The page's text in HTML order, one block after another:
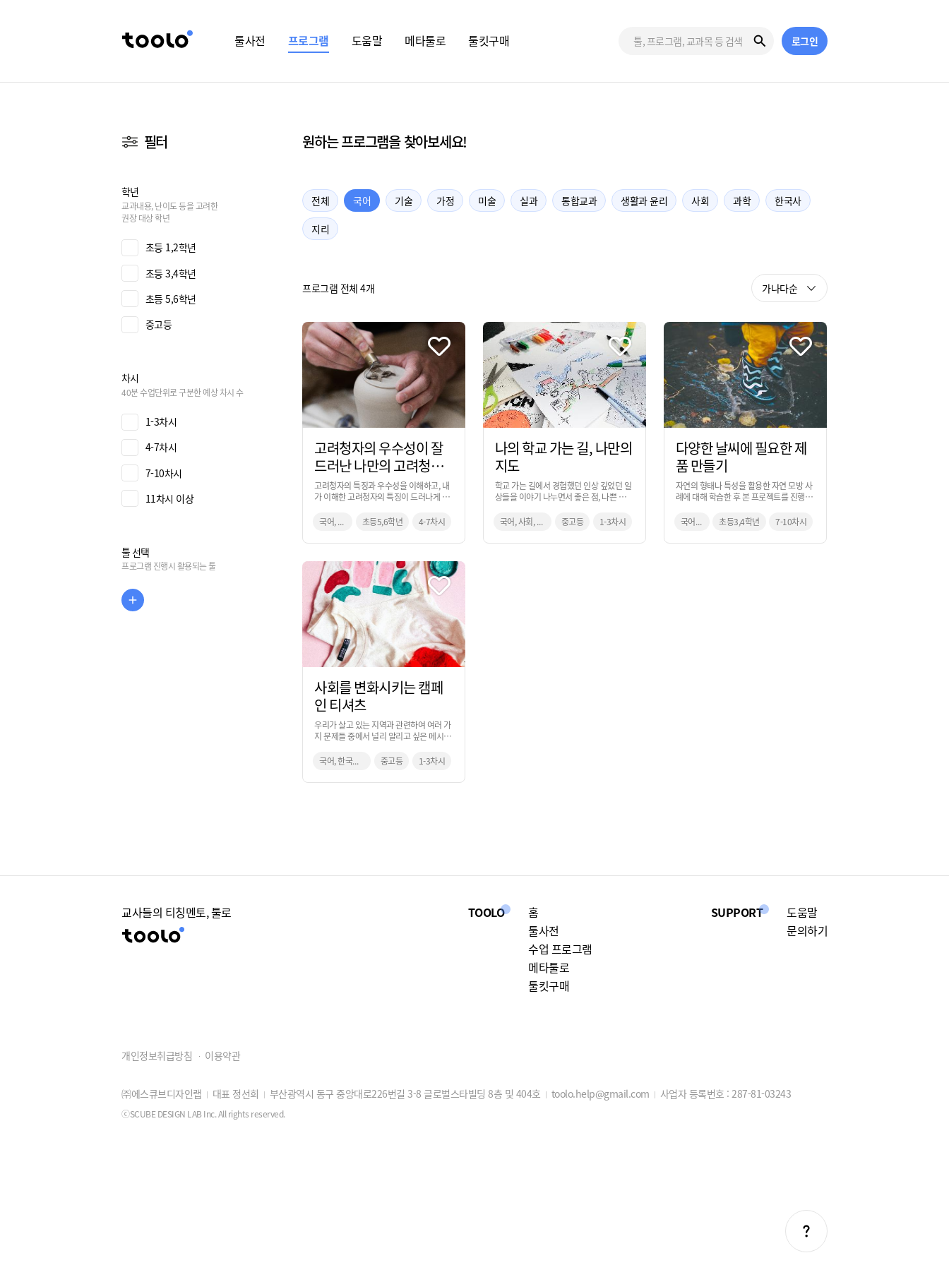
툴사전 프로그램 도움말 메타툴로 툴킷구매 로그인
필터
학년
교과내용, 난이도 등을 고려한
권장 대상 학년
초등 1,2학년
초등 3,4학년
초등 5,6학년
중고등
차시
40분 수업단위로 구분한 예상 차시 수
1-3차시
4-7차시
7-10차시
11차시 이상
툴 선택
프로그램 진행시 활용되는 툴
원하는 프로그램을 찾아보세요!
전체 국어 기술 가정 미술 실과 통합교과 생활과 윤리 사회 과학
한국사
지리
프로그램 전체 4개 가나다순
고려청자의 우수성이 잘
드러난 나만의 고려청자
디자인
고려청자의 특징과 우수성을 이해하고, 내
가 이해한 고려청자의 특징이 드러나게 찰
평가를 진행하는 활동입니다.
국어, 사회, 미술 초등5,6학년 4-7차시
나의 학교 가는 길, 나만의
지도
학교 가는 길에서 경험했던 인상 깊었던 일
상들을 이야기 나누면서 좋은 점, 나쁜 점,
만의 지도를 디자인하는 활동입니다.
국어, 사회, 미술 중고등 1-3차시
다양한 날씨에 필요한 제
품 만들기
자연의 형태나 특성을 활용한 자연 모방 사
례에 대해 학습한 후 본 프로젝트를 진행하
의한 어려움을 해결할 수 있는 아이디어를
만들어보는 활동입니다. 과학 교과 시간을
활용하여 진행하는 것을 추천합니다.
국어, 과학, 미술 초등3,4학년 7-10차시
사회를 변화시키는 캠페
인 티셔츠
우리가 살고 있는 지역과 관련하여 여러 가
지 문제들 중에서 널리 알리고 싶은 메시지
니다.
국어, 한국사, 지리, 미술 중고등 1-3차시
교사들의 티칭멘토, 툴로 TOOLO
홈
툴사전
수업 프로그램
메타툴로
툴킷구매
SUPPORT
도움말
문의하기
개인정보취급방침 이용약관
㈜에스큐브디자인랩 대표 정선희 부산광역시 동구 중앙대로226번길 3-8 글로벌스타빌딩 8층 및 404호 toolo.help@gmail.com 사업자 등록번호 : 287-81-03243
ⓒSCUBE DESIGN LAB Inc. All rights reserved.